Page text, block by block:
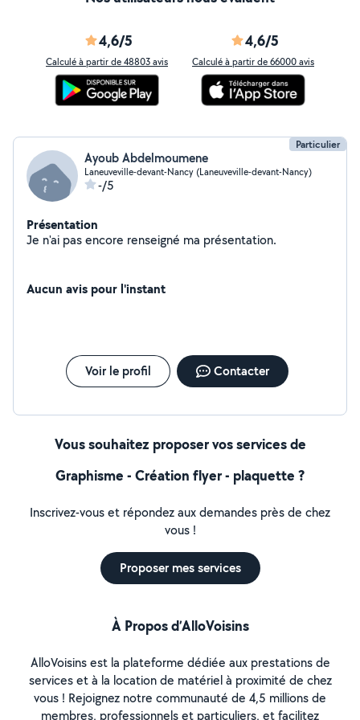
4,6/5
Calculé à partir de 48803 avis
4,6/5
Calculé à partir de 66000 avis
Particulier
Ayoub Abdelmoumene
Laneuveville-devant-Nancy (Laneuveville-devant-Nancy)
-/5
Présentation
Je n'ai pas encore renseigné ma présentation.
Aucun avis pour l'instant
Voir le profil Contacter
Vous souhaitez proposer vos services de
Graphisme - Création flyer - plaquette ?
Inscrivez-vous et répondez aux demandes près de chez
vous !
Proposer mes services
À Propos d’AlloVoisins
AlloVoisins est la plateforme dédiée aux prestations de
services et à la location de matériel à proximité de chez
vous ! Rejoignez notre communauté de 4,5 millions de
membres, professionnels et particuliers, et facilitez